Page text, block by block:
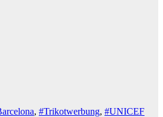
, #Trikotwerbung, #UNICEF